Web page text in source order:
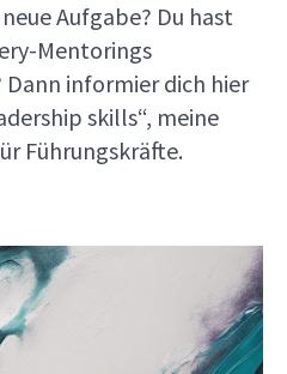
Aufgabe? Du hast
Mentorings
informier dich hier
skills“, meine
Führungskräfte.